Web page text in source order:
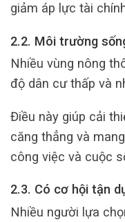
giảm áp lực tài
2.2. Môi trường
Nhiều vùng nông
độ dân cư thấp và
Điều này giúp cải
căng thẳng và
công việc và cuộc
2.3. Có cơ hội tận
Nhiều người lựa